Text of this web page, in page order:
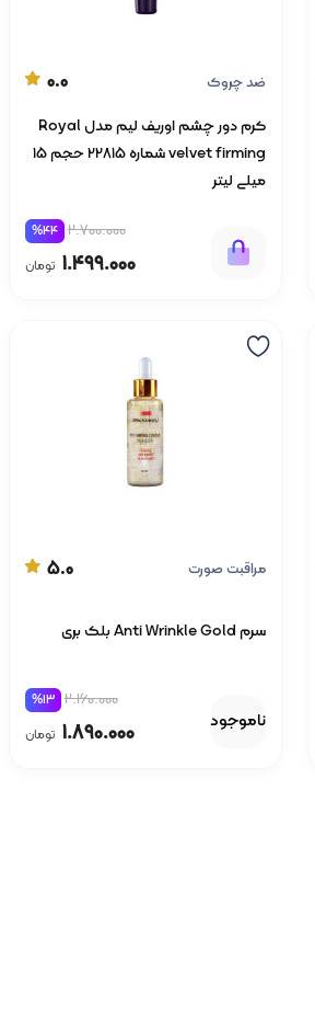
ضد چروک 0.0
کرم دور چشم اوریف لیم مدل Royal
velvet firming شماره 22815 حجم 15
میلی‌ لیتر
2.700.000
%44
1.499.000 تومان
مراقبت صورت 5.0
سرم Anti Wrinkle Gold بلک بری
2.160.000
%13
1.890.000 تومان
ناموجود